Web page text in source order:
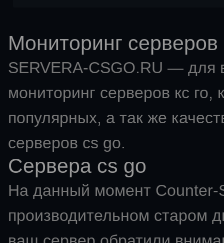
Мониторинг
SERVERA-CSGO.RU — для
мониторинг серверов кс го,
популярных, а так же
серверов cs go.
Сервера cs go
На данный момент Counter-
производительном старом